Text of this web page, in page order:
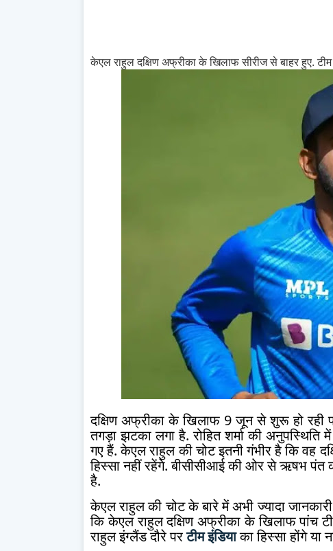
केएल राहुल दक्षिण अफ्रीका के खिलाफ सीरीज से बाहर हुए.
दक्षिण अफ्रीका के खिलाफ 9 जून से शुरू हो रही
तगड़ा झटका लगा है. रोहित शर्मा की
गए हैं. केएल राहुल की चोट इतनी गंभीर है कि वह
हिस्सा नहीं रहेंगे. बीसीसीआई की ओर से ऋषभ पंत
है.
केएल राहुल की चोट के बारे में अभी ज्यादा
कि केएल राहुल दक्षिण अफ्रीका के खिलाफ पांच
राहुल इंग्लैंड दौरे परटीम इंडियाका हिस्सा होंगे या